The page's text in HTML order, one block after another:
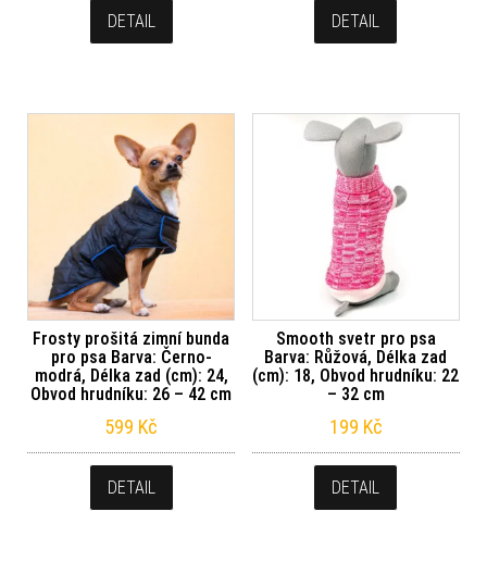
DETAIL DETAIL
Frosty prošitá zimní bunda
pro psa Barva: Černo-
modrá, Délka zad (cm): 24,
Obvod hrudníku: 26 – 42 cm
599 Kč
DETAIL
Smooth svetr pro psa
Barva: Růžová, Délka zad
(cm): 18, Obvod hrudníku: 22
– 32 cm
199 Kč
DETAIL